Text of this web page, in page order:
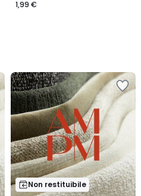
1,99 €
Non restituibile